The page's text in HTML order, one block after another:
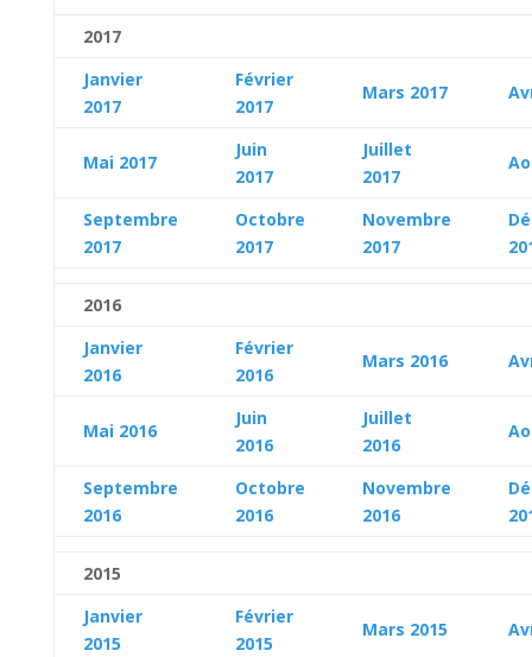
2017
Janvier
2017
Février
2017
Mars 2017
Mai 2017
Juin
2017
Juillet
2017
Septembre
2017
Octobre
2017
Novembre
2017
2016
Janvier
2016
Février
2016
Mars 2016
Mai 2016
Juin
2016
Juillet
2016
Septembre
2016
Octobre
2016
Novembre
2016
2015
Janvier
2015
Février
2015
Mars 2015